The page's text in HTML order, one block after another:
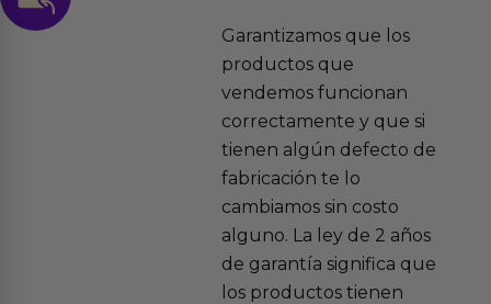
Garantizamos que los
productos que
vendemos funcionan
correctamente y que si
tienen algún defecto de
fabricación te lo
cambiamos sin costo
alguno. La ley de 2 años
de garantía significa que
los productos tienen